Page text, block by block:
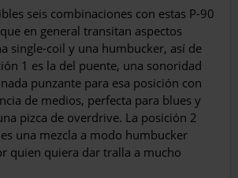
seis combinaciones con estas P-90
en general transitan aspectos
single-coil y una humbucker, así de
1 es la del puente, una sonoridad
punzante para esa posición con
de medios, perfecta para blues y
pizca de overdrive. La posición 2
una mezcla a modo humbucker
quien quiera dar tralla a mucho